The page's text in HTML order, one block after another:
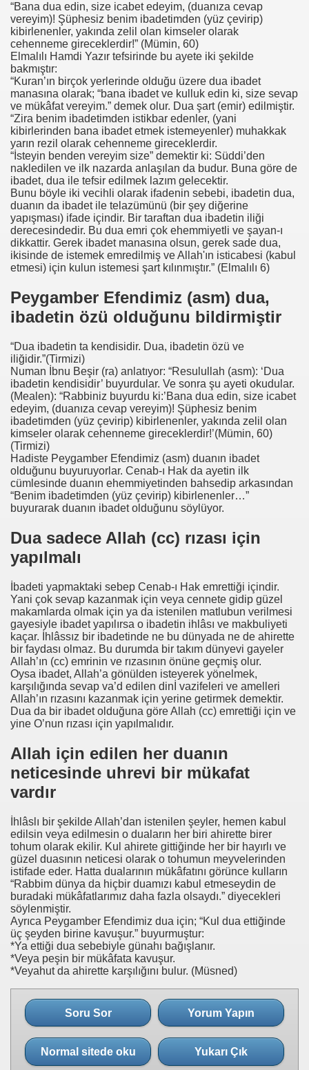
“Bana dua edin, size icabet edeyim, (duanıza cevap
vereyim)! Şüphesiz benim ibadetimden (yüz çevirip)
kibirlenenler, yakında zelil olan kimseler olarak
cehenneme gireceklerdir!” (Mümin, 60)
Elmalılı Hamdi Yazır tefsirinde bu ayete iki şekilde
bakmıştır:
“Kuran’ın birçok yerlerinde olduğu üzere dua ibadet
manasına olarak; “bana ibadet ve kulluk edin ki, size sevap
ve mükâfat vereyim.” demek olur. Dua şart (emir) edilmiştir.
“Zira benim ibadetimden istikbar edenler, (yani
kibirlerinden bana ibadet etmek istemeyenler) muhakkak
yarın rezil olarak cehenneme gireceklerdir.
“İsteyin benden vereyim size” demektir ki: Süddi’den
nakledilen ve ilk nazarda anlaşılan da budur. Buna göre de
ibadet, dua ile tefsir edilmek lazım gelecektir.
Bunu böyle iki vecihli olarak ifadenin sebebi, ibadetin dua,
duanın da ibadet ile telazümünü (bir şey diğerine
yapışması) ifade içindir. Bir taraftan dua ibadetin iliği
derecesindedir. Bu dua emri çok ehemmiyetli ve şayan-ı
dikkattir. Gerek ibadet manasına olsun, gerek sade dua,
ikisinde de istemek emredilmiş ve Allah'ın isticabesi (kabul
etmesi) için kulun istemesi şart kılınmıştır.” (Elmalılı 6)
Peygamber Efendimiz (asm) dua,
ibadetin özü olduğunu bildirmiştir
“Dua ibadetin ta kendisidir. Dua, ibadetin özü ve
iliğidir.”(Tirmizi)
Numan İbnu Beşir (ra) anlatıyor: “Resulullah (asm): ‘Dua
ibadetin kendisidir’ buyurdular. Ve sonra şu ayeti okudular.
(Mealen): “Rabbiniz buyurdu ki:’Bana dua edin, size icabet
edeyim, (duanıza cevap vereyim)! Şüphesiz benim
ibadetimden (yüz çevirip) kibirlenenler, yakında zelil olan
kimseler olarak cehenneme gireceklerdir!’(Mümin, 60)
(Tirmizi)
Hadiste Peygamber Efendimiz (asm) duanın ibadet
olduğunu buyuruyorlar. Cenab-ı Hak da ayetin ilk
cümlesinde duanın ehemmiyetinden bahsedip arkasından
“Benim ibadetimden (yüz çevirip) kibirlenenler…”
buyurarak duanın ibadet olduğunu söylüyor.
Dua sadece Allah (cc) rızası için
yapılmalı
İbadeti yapmaktaki sebep Cenab-ı Hak emrettiği içindir.
Yani çok sevap kazanmak için veya cennete gidip güzel
makamlarda olmak için ya da istenilen matlubun verilmesi
gayesiyle ibadet yapılırsa o ibadetin ihlâsı ve makbuliyeti
kaçar. İhlâssız bir ibadetinde ne bu dünyada ne de ahirette
bir faydası olmaz. Bu durumda bir takım dünyevi gayeler
Allah’ın (cc) emrinin ve rızasının önüne geçmiş olur.
Oysa ibadet, Allah’a gönülden isteyerek yönelmek,
karşılığında sevap va’d edilen dinİ vazifeleri ve amelleri
Allah’ın rızasını kazanmak için yerine getirmek demektir.
Dua da bir ibadet olduğuna göre Allah (cc) emrettiği için ve
yine O’nun rızası için yapılmalıdır.
Allah için edilen her duanın
neticesinde uhrevi bir mükafat
vardır
İhlâslı bir şekilde Allah’dan istenilen şeyler, hemen kabul
edilsin veya edilmesin o duaların her biri ahirette birer
tohum olarak ekilir. Kul ahirete gittiğinde her bir hayırlı ve
güzel duasının neticesi olarak o tohumun meyvelerinden
istifade eder. Hatta dualarının mükâfatını görünce kulların
“Rabbim dünya da hiçbir duamızı kabul etmeseydin de
buradaki mükâfatlarımız daha fazla olsaydı.” diyecekleri
söylenmiştir.
Ayrıca Peygamber Efendimiz dua için; “Kul dua ettiğinde
üç şeyden birine kavuşur.” buyurmuştur:
*Ya ettiği dua sebebiyle günahı bağışlanır.
*Veya peşin bir mükâfata kavuşur.
*Veyahut da ahirette karşılığını bulur. (Müsned)
Soru Sor Yorum Yapın
Normal sitede oku Yukarı Çık